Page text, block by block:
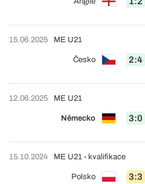
15.06.2025
Česko 2:4
ME U21
12.06.2025
Německo 3:0
ME U21
15.10.2024
Polsko 3:3
ME U21 - kvalifikace